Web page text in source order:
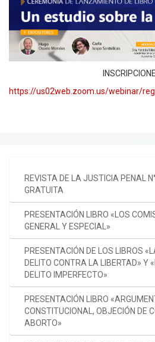
https://us02web.zoom.us/webinar/
REVISTA DE LA JUSTICIA PENAL
GRATUITA
PRESENTACIÓN LIBRO «LOS
GENERAL Y ESPECIAL»
PRESENTACIÓN DE LOS LIBROS
DELITO CONTRA LA LIBERTAD» Y
DELITO IMPERFECTO»
PRESENTACIÓN LIBRO
CONSTITUCIONAL, OBJECIÓN DE
ABORTO»